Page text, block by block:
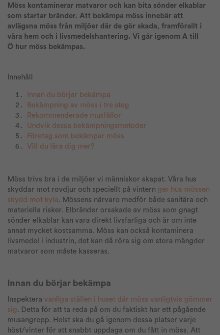
Möss kontaminerar matvaror och kan bita sönder elkablar
som startar bränder. Att bekämpa möss innebär att
avlägsna möss från miljöer där de gör skada, framförallt i
våra hem och i livsmedelshantering. Vi går igenom A till
Ö hur möss bekämpas.
Innehåll
Innan du börjar bekämpa
Bekämpning av möss i tre steg
Rekommenderade musfällor
Undvik dessa bekämpningsmetoder
Företag som bekämpar möss
Vill du lära dig mer?
Möss trivs bra i de miljöer vi människor skapat. Våra hus
skyddar mot rovdjur och speciellt på vintern ger hus mössen
skydd mot kyla. Mössens närvaro medför både sanitära och
materiella risker. Elbränder orsakade av möss som gnagt
sönder elkablar kan vara direkt livsfarliga och är om inte
annat mycket kostsamma. Möss kan också kontaminera
livsmedel i industrin, det kan då röra sig om stora mängder
matvaror som måste kasseras.
Innan du börjar bekämpa
Inspektera vanliga ställen i huset där möss vanligtvis gömmer
sig. Detta för att ta reda på om du faktiskt har ett pågående
musangrepp. Helst ska du gå igenom dessa platser varje
höst/vinter för att snabbt uppdaga om du fått in möss. Att